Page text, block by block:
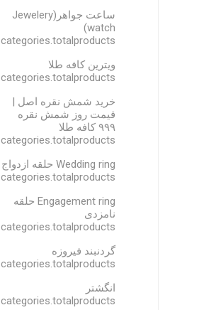
ساعت جواهر(Jewelery
watch)
categories.totalproducts
ویترین کافه طلا
categories.totalproducts
خرید شمش نقره اصل |
قیمت روز شمش نقره
۹۹۹ کافه طلا
categories.totalproducts
Wedding ring حلقه ازدواج
categories.totalproducts
Engagement ring حلقه
نامزدی
categories.totalproducts
گردنبند فیروزه
categories.totalproducts
انگشتر
categories.totalproducts